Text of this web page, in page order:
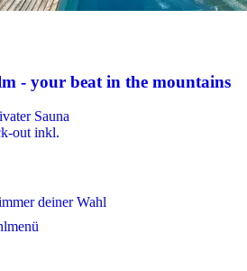
- your beat in the mountains
Sauna
out inkl.
deiner Wahl